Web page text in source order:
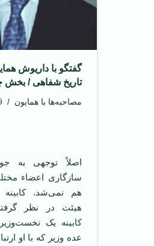
گفتگو با داریوش
تاریخ شفاهی / بخش
مصاحبه‌ها با همایون
اصلاً توجهی به
سازگاری اعضاء
هم نمی‌شد. کابینه
هیئت در نظر
کابینه یک
عده وزیر که با او